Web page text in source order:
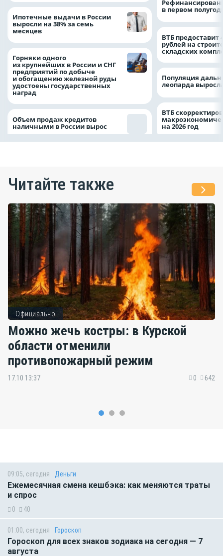
Ипотечные выдачи в России
выросли на 38% за семь
месяцев
Горняки одного
из крупнейших в России и СНГ
предприятий по добыче
и обогащению железной руды
удостоены государственных
наград
Объем продаж кредитов
наличными в России вырос
в первом
ВТБ предоставит
рублей на
складских
Популяция
леопарда
ВТБ
на 2026 год
Читайте также
Официально
Можно жечь костры: в Курской
области отменили
противопожарный режим
17.10 13:37 0 642
09:05, сегодня Деньги
Ежемесячная смена кешбэка: как меняются траты
и спрос
0 40
01:00, сегодня Гороскоп
Гороскоп для всех знаков зодиака на сегодня — 7
августа